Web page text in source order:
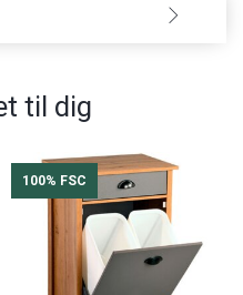
til dig
100% FSC